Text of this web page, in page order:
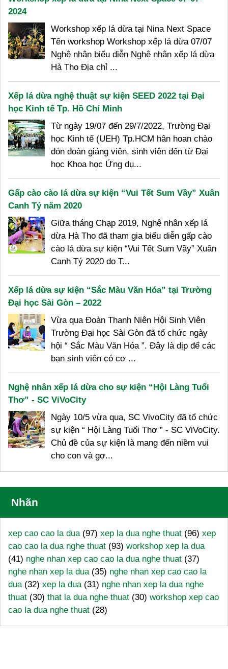
2024
Workshop xếp lá dừa tại Nina Next Space
Tên workshop Workshop xếp lá dừa 07/07
Nghệ nhân biểu diễn Nghệ nhân xếp lá dừa
Hà Tho Địa chỉ ...
Xếp lá dừa nghệ thuật sự kiện SEED 2022 tại Đại
học Kinh tế Tp. Hồ Chí Minh
Từ ngày 19/07 đến 29/7/2022, Trường Đại
học Kinh tế (UEH) Tp.HCM hân hoan chào
đón đoàn giảng viên, sinh viên đến từ Đại
học Khoa học Ứng dụ...
Gấp cào cào lá dừa sự kiện “Vui Tết Sum Vầy” Xuân
Canh Tý năm 2020
Giữa tháng Chạp 2019, Nghệ nhân xếp lá
dừa Hà Tho đã tham gia biểu diễn gấp cào
cào lá dừa sự kiện “Vui Tết Sum Vầy” Xuân
Canh Tý 2020 do T...
Xếp lá dừa sự kiện “Sắc Màu Văn Hóa” tại Trường
Đại học Sài Gòn – 2022
Vừa qua Đoàn Thanh Niên Hội Sinh Viên
Trường Đại học Sài Gòn đã tổ chức ngày
hội “ Sắc Màu Văn Hóa ”. Đây là dịp để các
bạn sinh viên có cơ ...
Nghệ nhân xếp lá dừa cho sự kiện “Hội Làng Tuổi
Thơ” - SC ViVoCity
Ngày 10/5 vừa qua, SC VivoCity đã tổ chức
sự kiện “ Hội Làng Tuổi Thơ ” - SC ViVoCity.
Chủ đề của sự kiện là mang đến niềm vui
cho con và gợ...
Nhãn
xep cao cao la dua (97) xep la dua nghe thuat (96) xep
cao cao la dua nghe thuat (93) workshop xep la dua
(41) nghe nhan xep cao cao la dua nghe thuat (37)
nghe nhan xep la dua (35) nghe nhan xep cao cao la
dua (32) xep la dua (31) nghe nhan xep la dua nghe
thuat (30) that la dua nghe thuat (30) workshop xep cao
cao la dua nghe thuat (28)